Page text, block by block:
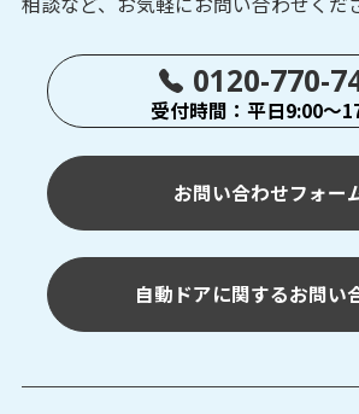
0120-770-
受付時間：平日9:00～
お問い合わせフォー
自動ドアに関するお問い